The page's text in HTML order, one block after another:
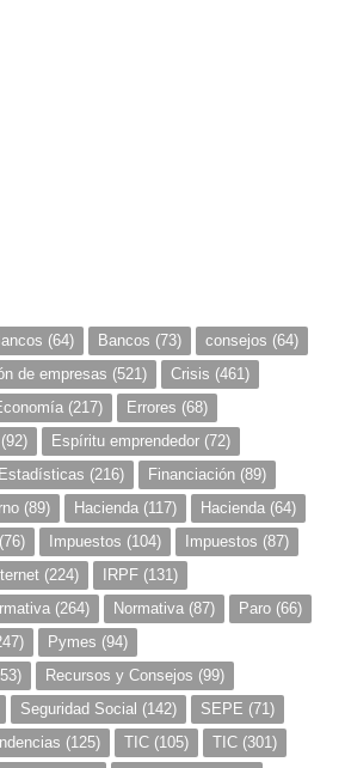
(64) Bancos (73) consejos (64)
de empresas (521) Crisis (461)
(217) Errores (68)
(92) Espíritu emprendedor (72)
Estadísticas (216) Financiación (89)
(89) Hacienda (117) Hacienda (64)
(76) Impuestos (104) Impuestos (87)
(224) IRPF (131)
(264) Normativa (87) Paro (66)
Pymes (94)
Recursos y Consejos (99)
Seguridad Social (142) SEPE (71)
(125) TIC (105) TIC (301)